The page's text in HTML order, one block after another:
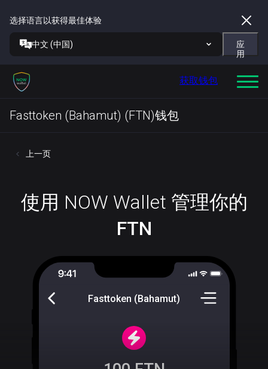
选择语言以获得最佳体验
中文 (中国)
应
用
获取钱包
Fasttoken (Bahamut) (FTN)钱包
上一页
使用 NOW Wallet 管理你的
FTN
Fasttoken (Bahamut)